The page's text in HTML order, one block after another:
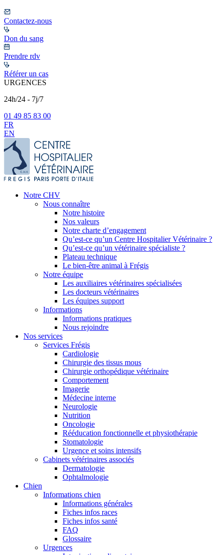
Contactez-nous
Don du sang
Prendre rdv
Référer un cas
URGENCES
24h/24 - 7j/7
01 49 85 83 00
FR
EN
Notre CHV
Nous connaître
Notre histoire
Nos valeurs
Notre charte d’engagement
Qu’est-ce qu’un Centre Hospitalier Vétérinaire ?
Qu’est-ce qu’un vétérinaire spécialiste ?
Plateau technique
Le bien-être animal à Frégis
Notre équipe
Les auxiliaires vétérinaires spécialisées
Les docteurs vétérinaires
Les équipes support
Informations
Informations pratiques
Nous rejoindre
Nos services
Services Frégis
Cardiologie
Chirurgie des tissus mous
Chirurgie orthopédique vétérinaire
Comportement
Imagerie
Médecine interne
Neurologie
Nutrition
Oncologie
Rééducation fonctionnelle et physiothérapie
Stomatologie
Urgence et soins intensifs
Cabinets vétérinaires associés
Dermatologie
Ophtalmologie
Chien
Informations chien
Informations générales
Fiches infos races
Fiches infos santé
FAQ
Glossaire
Urgences